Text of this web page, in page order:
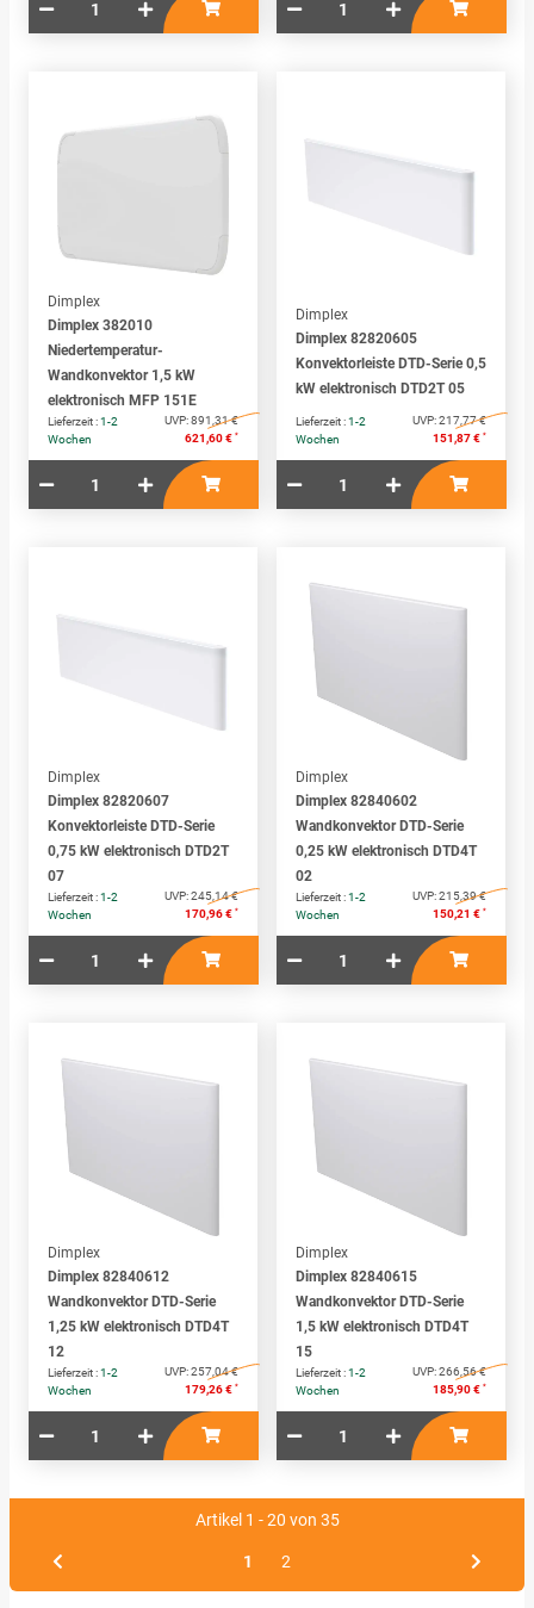
Dimplex
Dimplex 382010
Niedertemperatur-
Wandkonvektor 1,5 kW
elektronisch MFP 151E
Lieferzeit :1-2
Wochen
UVP:891,31 €
621,60 € *
Dimplex
Dimplex 82820605
Konvektorleiste DTD-Serie 0,5
kW elektronisch DTD2T 05
Lieferzeit :1-2
Wochen
UVP:217,77 €
151,87 € *
Dimplex
Dimplex 82820607
Konvektorleiste DTD-Serie
0,75 kW elektronisch DTD2T
07
Lieferzeit :1-2
Wochen
UVP:245,14 €
170,96 € *
Dimplex
Dimplex 82840602
Wandkonvektor DTD-Serie
0,25 kW elektronisch DTD4T
02
Lieferzeit :1-2
Wochen
UVP:215,39 €
150,21 € *
Dimplex
Dimplex 82840612
Wandkonvektor DTD-Serie
1,25 kW elektronisch DTD4T
12
Lieferzeit :1-2
Wochen
UVP:257,04 €
179,26 € *
Dimplex
Dimplex 82840615
Wandkonvektor DTD-Serie
1,5 kW elektronisch DTD4T
15
Lieferzeit :1-2
Wochen
UVP:266,56 €
185,90 € *
Artikel 1 - 20 von 35
1 2